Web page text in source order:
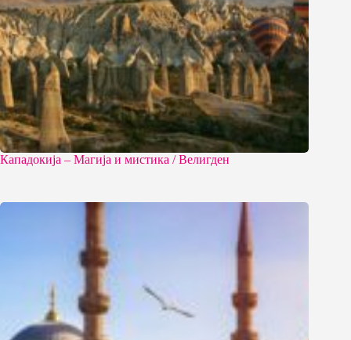
Кападокија – Магија и мистика / Велигден